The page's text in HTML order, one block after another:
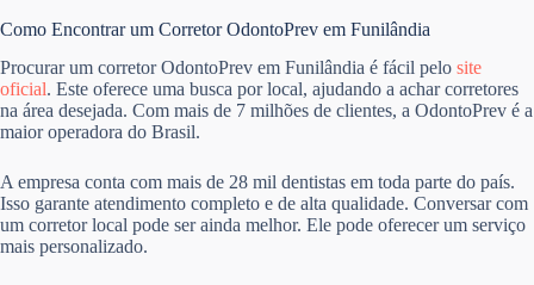
Como Encontrar um Corretor OdontoPrev em Funilândia
Procurar um corretor OdontoPrev em Funilândia é fácil pelo site
oficial. Este oferece uma busca por local, ajudando a achar corretores
na área desejada. Com mais de 7 milhões de clientes, a OdontoPrev é a
maior operadora do Brasil.
A empresa conta com mais de 28 mil dentistas em toda parte do país.
Isso garante atendimento completo e de alta qualidade. Conversar com
um corretor local pode ser ainda melhor. Ele pode oferecer um serviço
mais personalizado.